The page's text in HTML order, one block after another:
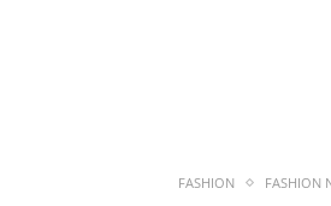
FASHION FASHION